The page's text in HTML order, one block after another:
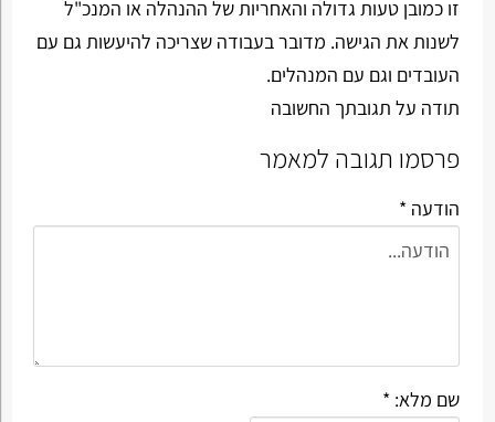
זו כמובן טעות גדולה והאחריות של ההנהלה או המנכ"ל
לשנות את הגישה. מדובר בעבודה שצריכה להיעשות גם עם
העובדים וגם עם המנהלים.
תודה על תגובתך החשובה
פרסמו תגובה למאמר
הודעה *
שם מלא: *